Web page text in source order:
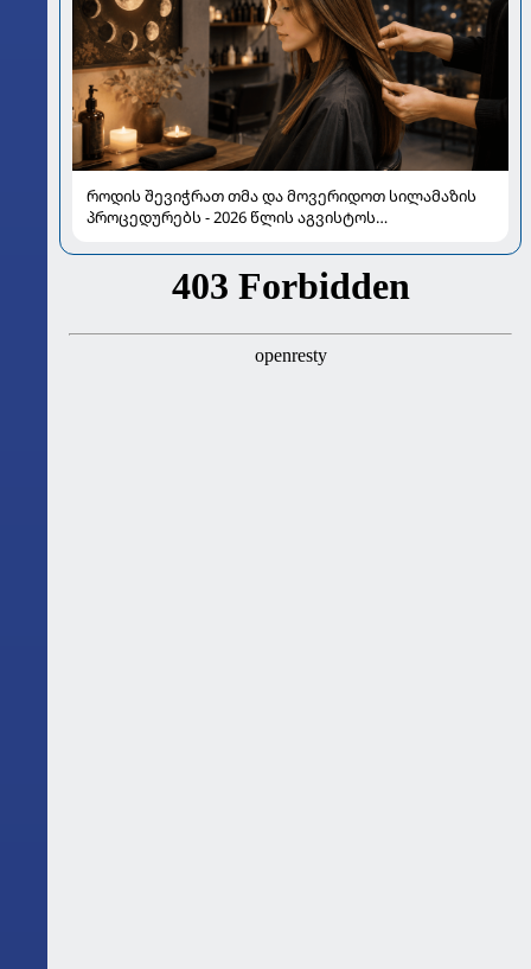
როდის შევიჭრათ თმა და მოვერიდოთ სილამაზის
პროცედურებს - 2026 წლის აგვისტოს